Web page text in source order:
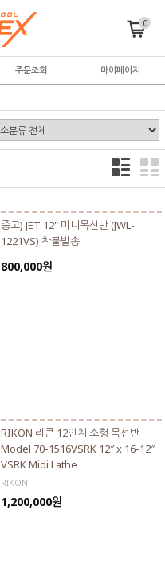
0
주문조회 마이페이지
중고) JET 12" 미니목선반 (JWL-
1221VS) 착불발송
800,000원
RIKON 리콘 12인치 소형 목선반
Model 70-1516VSRK 12″ x 16-12″
VSRK Midi Lathe
RIKON
1,200,000원